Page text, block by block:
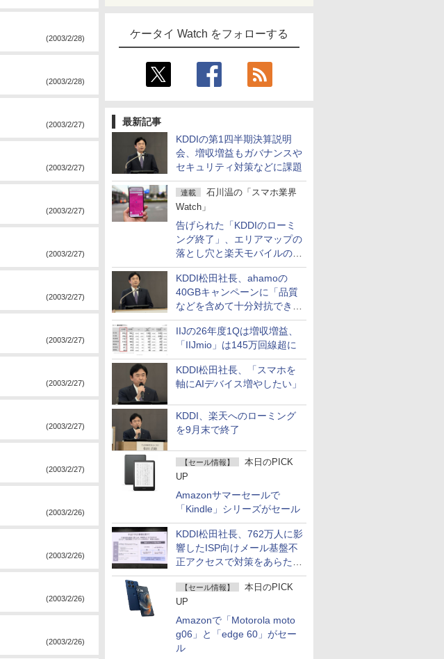
ケータイ Watch をフォローする
最新記事
KDDIの第1四半期決算説明
会、増収増益もガバナンスや
セキュリティ対策などに課題
連載
石川温の「スマホ業界
Watch」
告げられた「KDDIのローミ
ング終了」、エリアマップの
落とし穴と楽天モバイルの課
題
KDDI松田社長、ahamoの
40GBキャンペーンに「品質
などを含めて十分対抗でき
る」
IIJの26年度1Qは増収増益、
「IIJmio」は145万回線超に
KDDI松田社長、「スマホを
軸にAIデバイス増やしたい」
KDDI、楽天へのローミング
を9月末で終了
【セール情報】
本日のPICK
UP
Amazonサマーセールで
「Kindle」シリーズがセール
KDDI松田社長、762万人に影
響したISP向けメール基盤不
正アクセスで対策をあらため
て説明
【セール情報】
本日のPICK
UP
Amazonで「Motorola moto
g06」と「edge 60」がセー
ル
(2003/2/28)
(2003/2/28)
(2003/2/27)
(2003/2/27)
(2003/2/27)
(2003/2/27)
(2003/2/27)
(2003/2/27)
(2003/2/27)
(2003/2/27)
(2003/2/27)
(2003/2/26)
(2003/2/26)
(2003/2/26)
(2003/2/26)